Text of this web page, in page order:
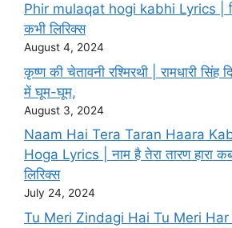
Phir mulaqat hogi kabhi Lyrics |
कभी लिरिक्स
August 4, 2024
कृष्ण की चेतावनी रश्मिरथी | रामधारी सिंह
में घूम-घूम,
August 3, 2024
Naam Hai Tera Taran Haara
Hoga Lyrics | नाम है तेरा तारण हारा कब
लिरिक्स
July 24, 2024
Tu Meri Zindagi Hai Tu Meri